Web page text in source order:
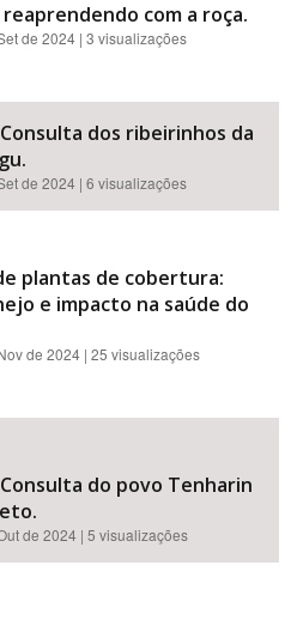
reaprendendo com a roça.
de 2024 | 3 visualizações
dos ribeirinhos da
de 2024 | 6 visualizações
plantas de cobertura:
e impacto na saúde do
de 2024 | 25 visualizações
do povo Tenharin
de 2024 | 5 visualizações